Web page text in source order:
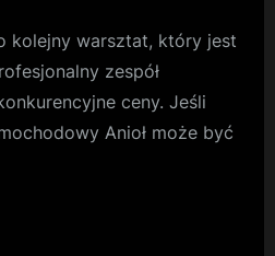
kolejny warsztat, który jest
zespół
ceny. Jeśli
Anioł może być